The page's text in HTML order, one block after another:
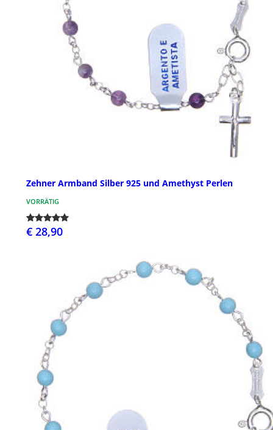
Zehner Armband Silber 925 und Amethyst Perlen
VORRÄTIG
€ 28,90